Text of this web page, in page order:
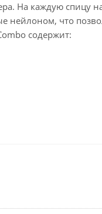
На каждую спицу
нейлоном, что
содержит: